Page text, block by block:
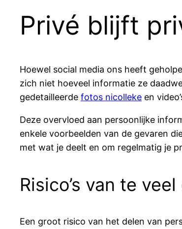
Privé blijft
Hoewel social media ons heeft
zich niet hoeveel informatie ze
gedetailleerde fotos nicolleke en
Deze overvloed aan persoonlijke
enkele voorbeelden van de gevaren
met wat je deelt en om regelmatig je
Risico’s van te
Een groot risico van het delen van